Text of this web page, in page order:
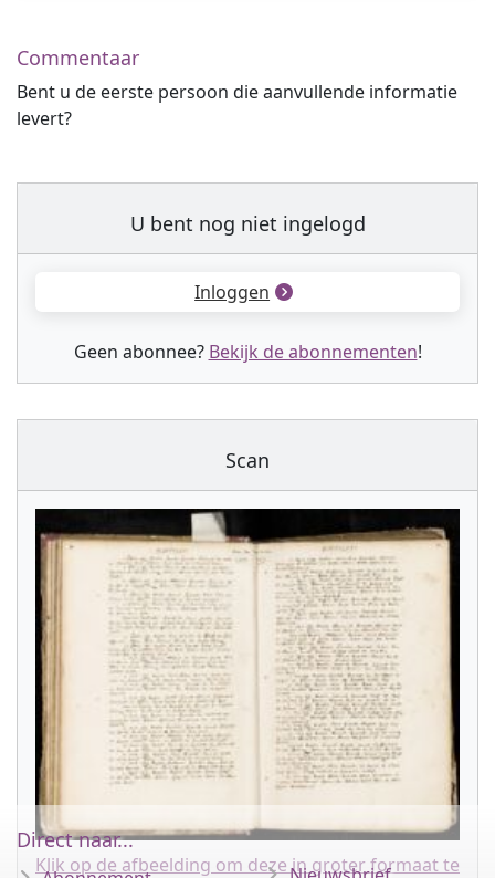
Commentaar
Bent u de eerste persoon die aanvullende informatie
levert?
U bent nog niet ingelogd
Inloggen
Geen abonnee? Bekijk de abonnementen!
Scan
Klik op de afbeelding om deze in groter formaat te
Direct naar...